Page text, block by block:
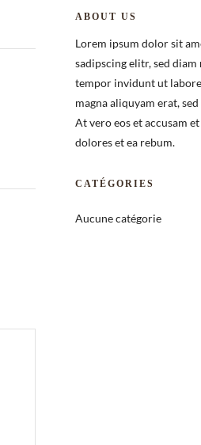
ABOUT US
Lorem ipsum dolor sit
sadipscing elitr, sed
tempor invidunt ut
magna aliquyam erat,
At vero eos et accusam
dolores et ea rebum.
CATÉGORIES
Aucune catégorie